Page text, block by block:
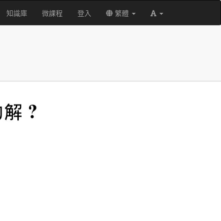
知識庫 微課程 登入 繁體